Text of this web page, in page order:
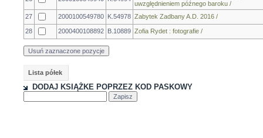
uwzględnieniem późnego baroku /
27
2000100549780 K.54978 Zabytek Zadbany A.D. 2016 /
28 2000400108892 B.10889 Zofia Rydet : fotografie /
Lista półek
DODAJ KSIĄŻKE POPRZEZ KOD PASKOWY